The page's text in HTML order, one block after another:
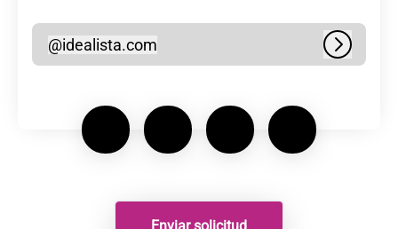
idealista.com
@idealista.com Iniciar